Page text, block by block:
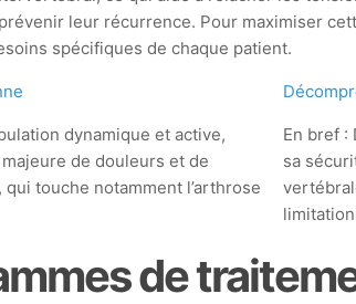
leur récurrence. Pour maximiser
spécifiques de chaque patient.
dynamique et active,
de douleurs et de
touche notamment l’arthrose
En bref
sa
de